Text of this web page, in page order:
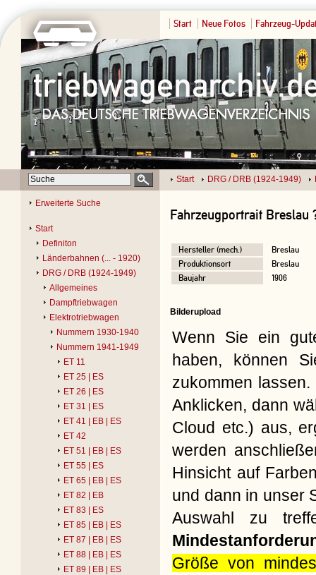
Start Neue Fotos Fahrzeug-
Start DRG / DRB (1924-1949)
Erweiterte Suche
Start
Definiton
Länderbahnen (... - 1920)
DRG / DRB (1924-1949)
Allgemeines
Dampftriebwagen
Elektrotriebwagen
Nummern 1930-1940
Nummern 1941-1949
ET 11
ET 25 | ES
ET 26 | ES
ET 31 | ES
ET 41 | EB | ES
ET 42
ET 51 | EB | ES
ET 55 | ES
ET 65 | EB | ES
ET 82 | EB
ET 83 | ES
ET 85 | EB | ES
ET 87 | EB | ES
ET 88 | EB | ES
ET 89 | EB | ES
Fahrzeugportrait Breslau
Hersteller (mech.)
Breslau
Produktionsort
Breslau
Baujahr
1906
Bilderupload
Wenn Sie ein
haben, können
zukommen
Anklicken, dann
Cloud etc.) aus,
werden
Hinsicht auf
und dann in unser
Auswahl zu
Größe von